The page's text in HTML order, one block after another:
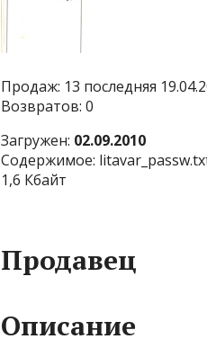
Продаж: 13 последняя
Возвратов: 0
Загружен: 02.09.2010
Содержимое:
1,6 Кбайт
Продавец
Описание